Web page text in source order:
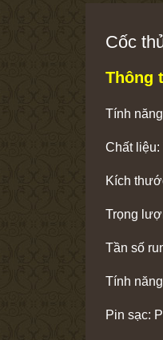
Cốc
Thông
Tính
Chất liệu:
Kích
Trọng
Tần số
Tính
Pin sạc: